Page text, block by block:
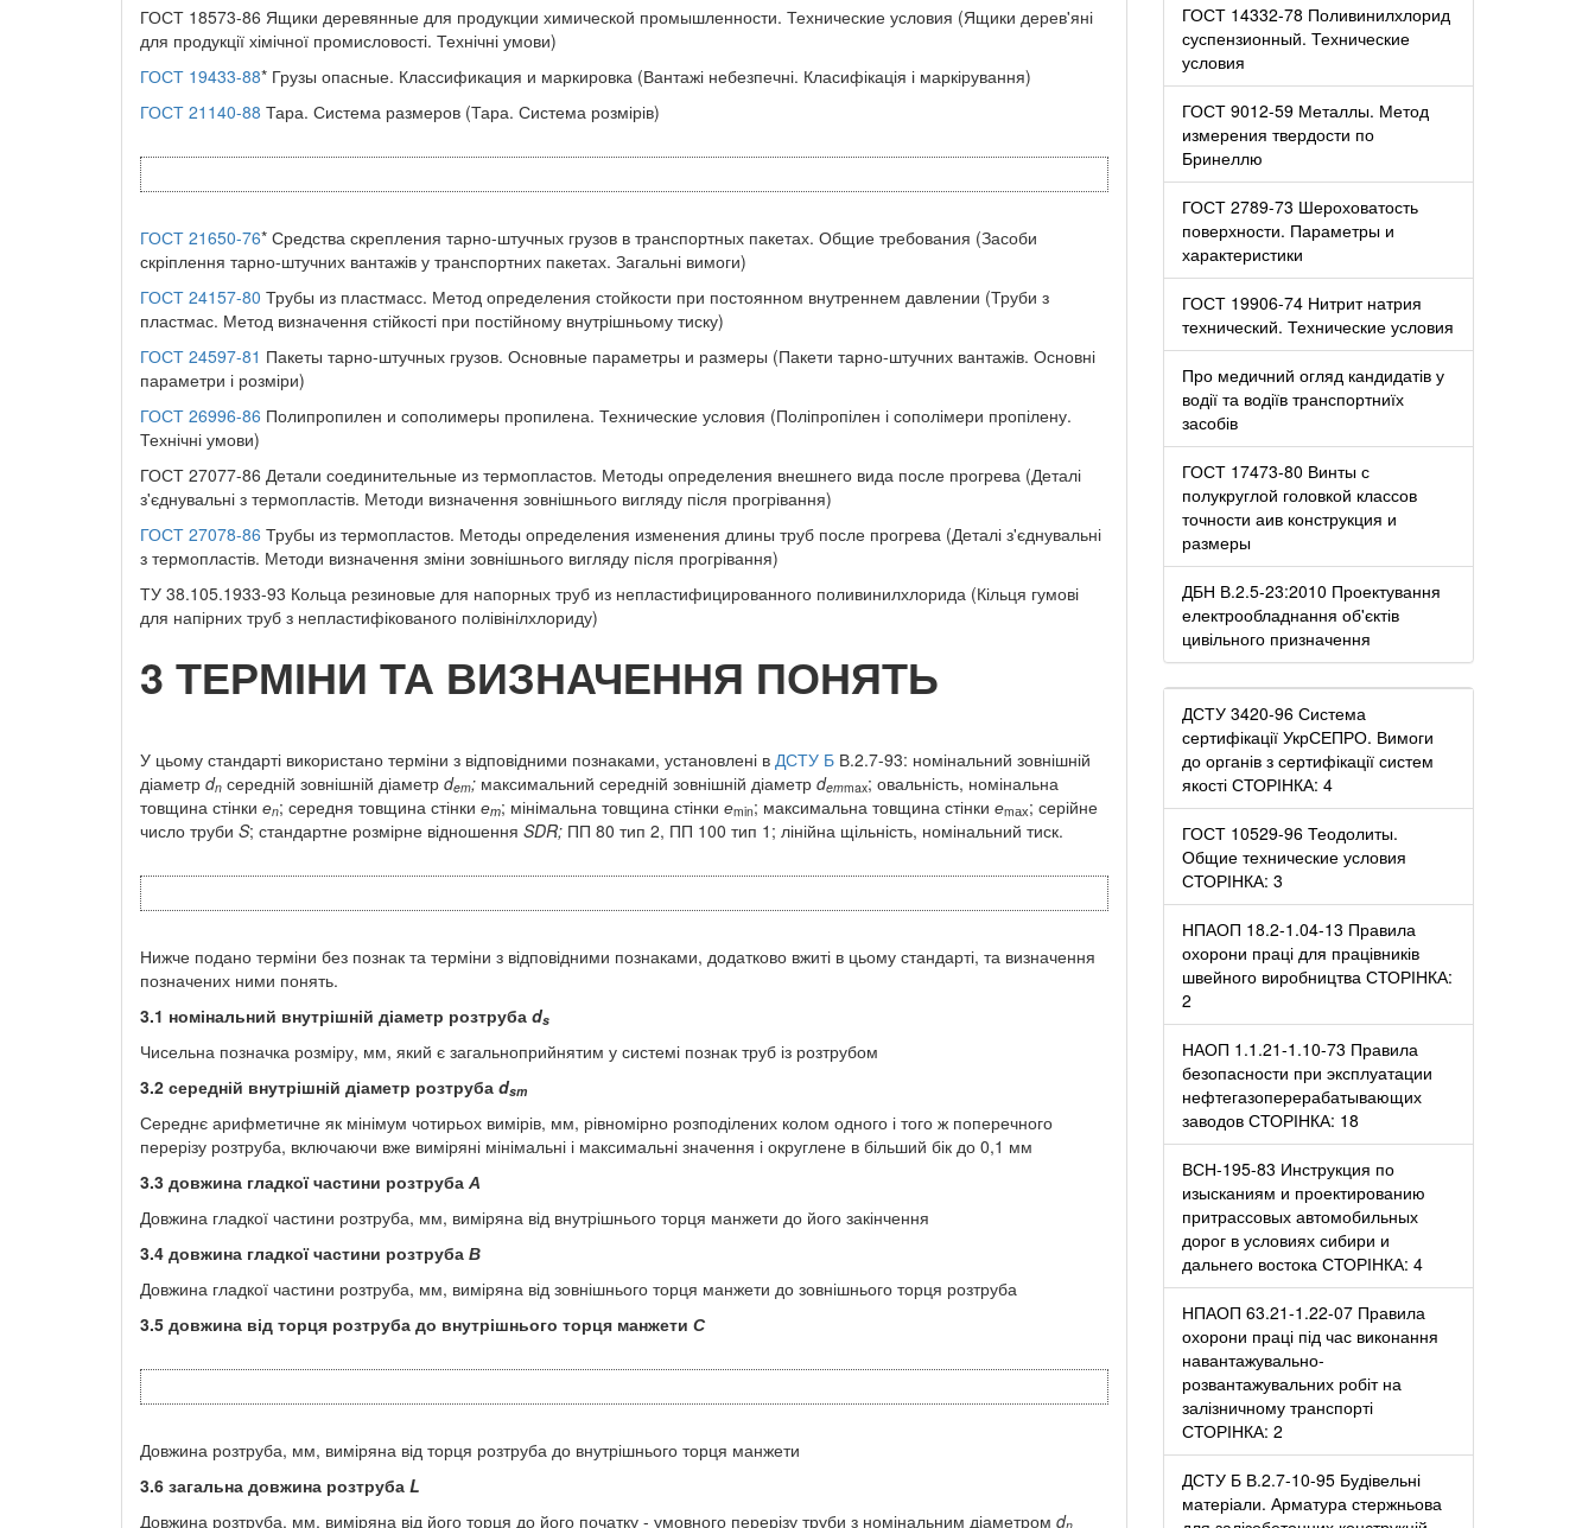
ГОСТ 18573-86 Ящики деревянные для продукции химической промышленности. Технические условия (Ящики дерев'яні
для продукції хімічної промисловості. Технічні умови)
ГОСТ 19433-88* Грузы опасные. Классификация и маркировка (Вантажі небезпечні. Класифікація і маркірування)
ГОСТ 21140-88 Тара. Система размеров (Тара. Система розмірів)
ГОСТ 21650-76* Средства скрепления тарно-штучных грузов в транспортных пакетах. Общие требования (Засоби
скріплення тарно-штучних вантажів у транспортних пакетах. Загальні вимоги)
ГОСТ 24157-80 Трубы из пластмасс. Метод определения стойкости при постоянном внутреннем давлении (Труби з
пластмас. Метод визначення стійкості при постійному внутрішньому тиску)
ГОСТ 24597-81 Пакеты тарно-штучных грузов. Основные параметры и размеры (Пакети тарно-штучних вантажів. Основні
параметри і розміри)
ГОСТ 26996-86 Полипропилен и сополимеры пропилена. Технические условия (Поліпропілен і сополімери пропілену.
Технічні умови)
ГОСТ 27077-86 Детали соединительные из термопластов. Методы определения внешнего вида после прогрева (Деталі
з'єднувальні з термопластів. Методи визначення зовнішнього вигляду після прогрівання)
ГОСТ 27078-86 Трубы из термопластов. Методы определения изменения длины труб после прогрева (Деталі з'єднувальні
з термопластів. Методи визначення зміни зовнішнього вигляду після прогрівання)
ТУ 38.105.1933-93 Кольца резиновые для напорных труб из непластифицированного поливинилхлорида (Кільця гумові
для напірних труб з непластифікованого полівінілхлориду)
3 ТЕРМІНИ ТА ВИЗНАЧЕННЯ ПОНЯТЬ
У цьому стандарті використано терміни з відповідними познаками, установлені в ДСТУ Б В.2.7-93: номінальний зовнішній
діаметр dn середній зовнішній діаметр dem; максимальний середній зовнішній діаметр demmax; овальність, номінальна
товщина стінки еn; середня товщина стінки ет; мінімальна товщина стінки еmin; максимальна товщина стінки еmах; серійне
число труби S; стандартне розмірне відношення SDR; ПП 80 тип 2, ПП 100 тип 1; лінійна щільність, номінальний тиск.
Нижче подано терміни без познак та терміни з відповідними познаками, додатково вжиті в цьому стандарті, та визначення
позначених ними понять.
3.1 номінальний внутрішній діаметр розтруба ds
Чисельна позначка розміру, мм, який є загальноприйнятим у системі познак труб із розтрубом
3.2 середній внутрішній діаметр розтруба dsm
Середнє арифметичне як мінімум чотирьох вимірів, мм, рівномірно розподілених колом одного і того ж поперечного
перерізу розтруба, включаючи вже виміряні мінімальні і максимальні значення і округлене в більший бік до 0,1 мм
3.3 довжина гладкої частини розтруба А
Довжина гладкої частини розтруба, мм, виміряна від внутрішнього торця манжети до його закінчення
3.4 довжина гладкої частини розтруба В
Довжина гладкої частини розтруба, мм, виміряна від зовнішнього торця манжети до зовнішнього торця розтруба
3.5 довжина від торця розтруба до внутрішнього торця манжети С
Довжина розтруба, мм, виміряна від торця розтруба до внутрішнього торця манжети
3.6 загальна довжина розтруба L
Довжина розтруба, мм, виміряна від його торця до його початку - умовного перерізу труби з номінальним діаметром d
ГОСТ 14332-78 Поливинилхлорид
суспензионный. Технические
условия
ГОСТ 9012-59 Металлы. Метод
измерения твердости по
Бринеллю
ГОСТ 2789-73 Шероховатость
поверхности. Параметры и
характеристики
ГОСТ 19906-74 Нитрит натрия
технический. Технические условия
Про медичний огляд кандидатів у
водії та водіїв транспортниїх
засобів
ГОСТ 17473-80 Винты с
полукруглой головкой классов
точности аив конструкция и
размеры
ДБН В.2.5-23:2010 Проектування
електрообладнання об'єктів
цивільного призначення
ДСТУ 3420-96 Система
сертифікації УкрСЕПРО. Вимоги
до органів з сертифікації систем
якості СТОРІНКА: 4
ГОСТ 10529-96 Теодолиты.
Общие технические условия
СТОРІНКА: 3
НПАОП 18.2-1.04-13 Правила
охорони праці для працівників
швейного виробництва СТОРІНКА:
2
НАОП 1.1.21-1.10-73 Правила
безопасности при эксплуатации
нефтегазоперерабатывающих
заводов СТОРІНКА: 18
ВСН-195-83 Инструкция по
изысканиям и проектированию
притрассовых автомобильных
дорог в условиях сибири и
дальнего востока СТОРІНКА: 4
НПАОП 63.21-1.22-07 Правила
охорони праці під час виконання
навантажувально-
розвантажувальних робіт на
залізничному транспорті
СТОРІНКА: 2
ДСТУ Б В.2.7-10-95 Будівельні
матеріали. Арматура стержньова